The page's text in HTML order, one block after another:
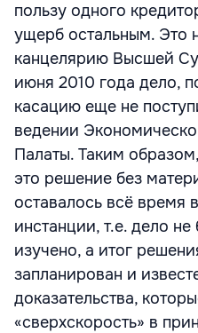
пользу одного
ущерб остальным. Это
канцелярию Высшей
июня 2010 года дело,
касацию еще не
ведении
Палаты. Таким
это решение без
оставалось всё время
инстанции, т.е. дело
изучено, а итог
запланирован и
доказательства,
«сверхскорость» в